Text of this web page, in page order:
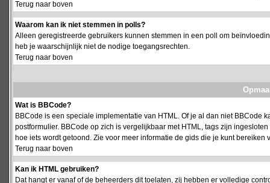
Terug naar boven
Waarom kan ik niet stemmen in polls?
Alleen geregistreerde gebruikers kunnen stemmen in een poll om
heb je waarschijnlijk niet de nodige toegangsrechten.
Terug naar boven
Wat is BBCode?
BBCode is een speciale implementatie van HTML. Of je al dan niet
postformulier. BBCode op zich is vergelijkbaar met HTML, tags zijn
hoe iets wordt getoond. Zie voor meer informatie de gids die je kunt bereiken
Terug naar boven
Kan ik HTML gebruiken?
Dat hangt er vanaf of de beheerders dit toelaten, zij hebben er volledige